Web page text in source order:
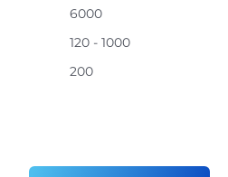
6000
120 - 1000
200